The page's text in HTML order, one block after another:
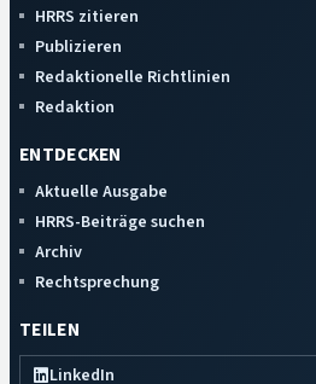
HRRS zitieren
Publizieren
Redaktionelle Richtlinien
Redaktion
ENTDECKEN
Aktuelle Ausgabe
HRRS-Beiträge suchen
Archiv
Rechtsprechung
TEILEN
LinkedIn